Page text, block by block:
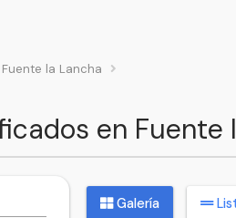
Fuente la Lancha
en Fuente
Galería